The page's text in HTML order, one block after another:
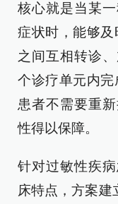
核心就是当某
症状时，能够及
之间互相转诊
个诊疗单元内完
患者不需要重
性得以保障。
针对过敏性疾
床特点，方案建